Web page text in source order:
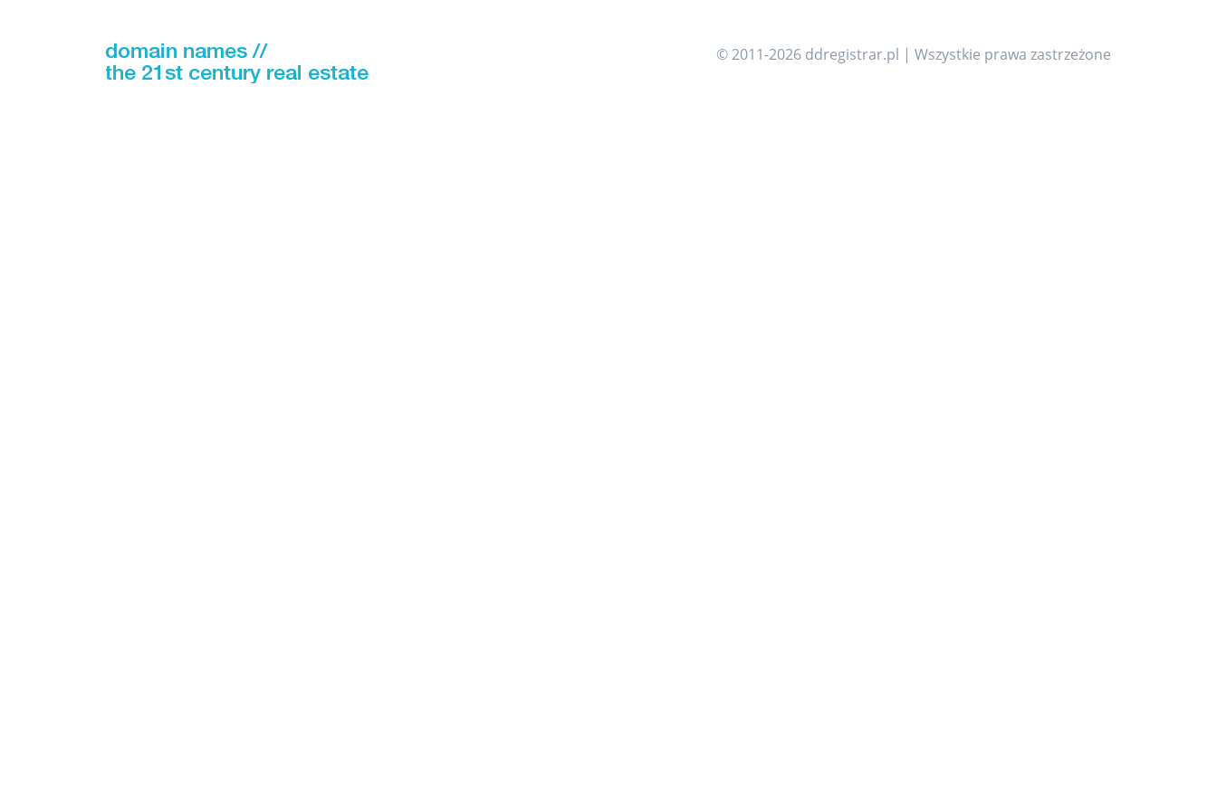
© 2011-2026 ddregistrar.pl | Wszystkie prawa zastrzeżone